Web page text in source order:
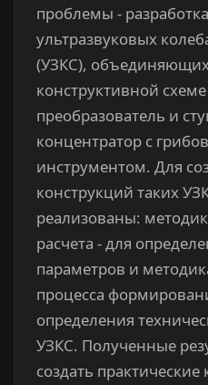
проблемы -
ультразвуковых
(УЗКС),
конструктивной
преобразователь и
концентратор с
инструментом. Для
конструкций таких
реализованы:
расчета - для
параметров и
процесса
определения
УЗКС. Полученные
создать